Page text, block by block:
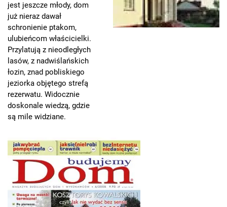
jest jeszcze młody, dom
już nieraz dawał
schronienie ptakom,
ulubieńcom właścicielki.
Przylatują z nieodległych
lasów, z nadwiślańskich
łozin, znad pobliskiego
jeziorka objętego strefą
rezerwatu. Widocznie
doskonale wiedzą, gdzie
są mile widziane.